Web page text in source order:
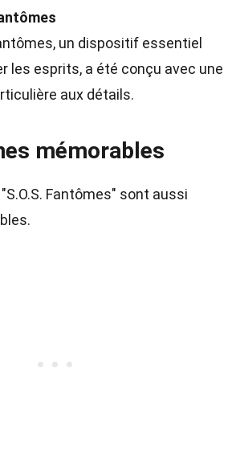
un dispositif essentiel
les esprits, a été conçu avec une
aux détails.
mémorables
Fantômes" sont aussi